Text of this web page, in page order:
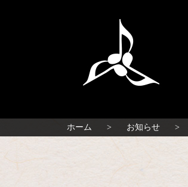
ホーム お知らせ